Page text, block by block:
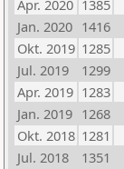
Apr. 2020 1385
Jan. 2020 1416
Okt. 2019 1285
Jul. 2019
1299
Apr. 2019 1283
Jan. 2019 1268
Okt. 2018 1281
Jul. 2018
1351